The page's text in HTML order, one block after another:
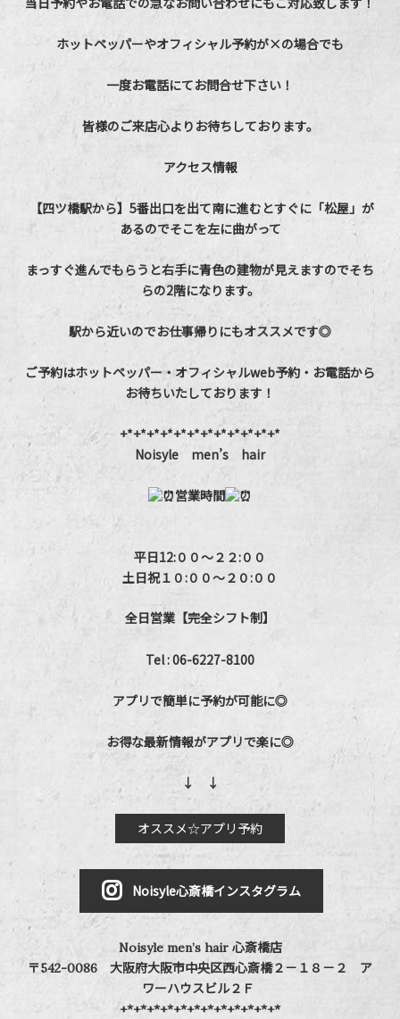
ホットペッパーやオフィシャル予約が×の場合でも
一度お電話にてお問合せ下さい！
皆様のご来店心よりお待ちしております。
アクセス情報
【四ツ橋駅から】5番出口を出て南に進むとすぐに「松屋」が
あるのでそこを左に曲がって
まっすぐ進んでもらうと右手に青色の建物が見えますのでそち
らの2階になります。
駅から近いのでお仕事帰りにもオススメです◎
ご予約はホットペッパー・オフィシャルweb予約・お電話から
お待ちいたしております！
+*+*+*+*+*+*+*+*+*+*+*+*
Noisyle men’s hair
営業時間
平日12:００～２２:００
土日祝１０:００～２０:００
全日営業【完全シフト制】
Tel : 06-6227-8100
アプリで簡単に予約が可能に◎
お得な最新情報がアプリで楽に◎
↓ ↓
オススメ☆アプリ予約
Noisyle心斎橋インスタグラム
Noisyle men’s hair 心斎橋店
〒542-0086 大阪府大阪市中央区西心斎橋２－１８－２ ア
ワーハウスビル２Ｆ
+*+*+*+*+*+*+*+*+*+*+*+*